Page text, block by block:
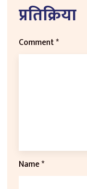
प्रतिक्रिया
Comment*
Name*